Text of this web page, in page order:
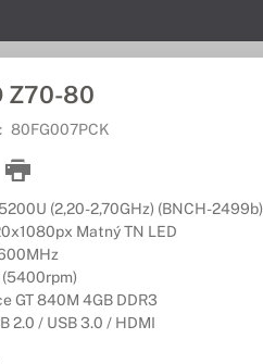
Z70-80
80FG007PCK
(2,20-2,70GHz) (BNCH-2499b)
Matný TN LED
(5400rpm)
GT 840M 4GB DDR3
2.0 / USB 3.0 / HDMI